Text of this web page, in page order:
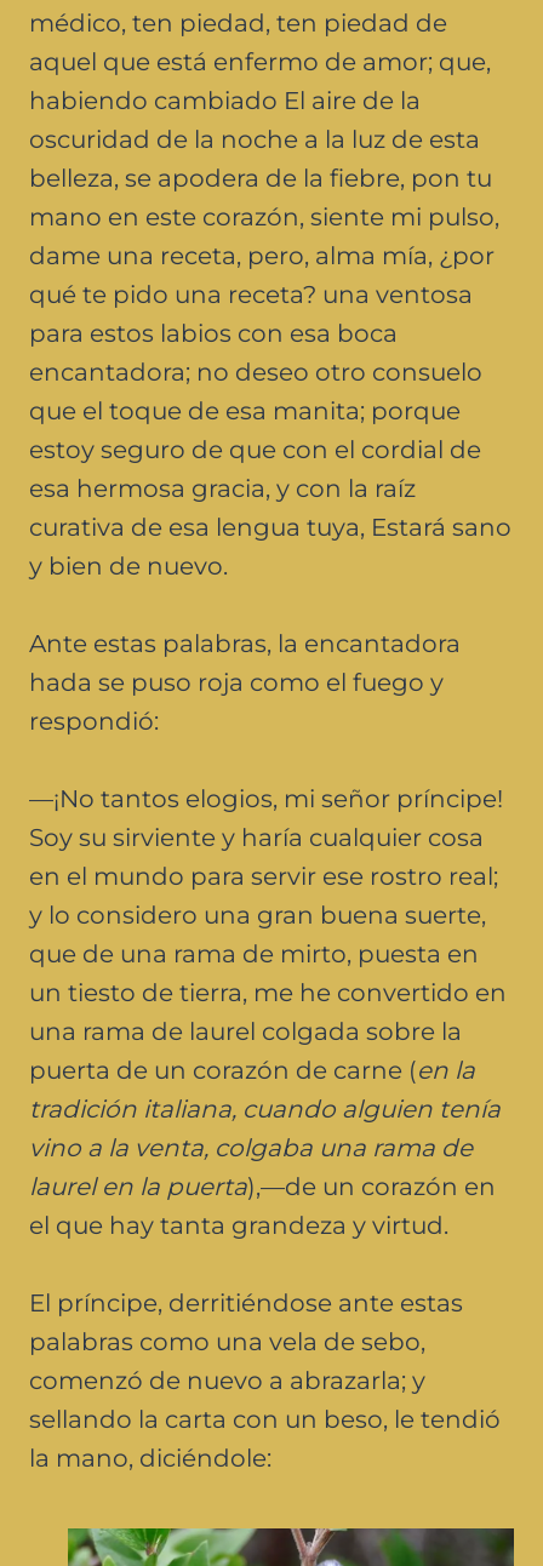
médico, ten piedad, ten piedad de
aquel que está enfermo de amor; que,
habiendo cambiado El aire de la
oscuridad de la noche a la luz de esta
belleza, se apodera de la fiebre, pon tu
mano en este corazón, siente mi pulso,
dame una receta, pero, alma mía, ¿por
qué te pido una receta? una ventosa
para estos labios con esa boca
encantadora; no deseo otro consuelo
que el toque de esa manita; porque
estoy seguro de que con el cordial de
esa hermosa gracia, y con la raíz
curativa de esa lengua tuya, Estará sano
y bien de nuevo.
Ante estas palabras, la encantadora
hada se puso roja como el fuego y
respondió:
—¡No tantos elogios, mi señor príncipe!
Soy su sirviente y haría cualquier cosa
en el mundo para servir ese rostro real;
y lo considero una gran buena suerte,
que de una rama de mirto, puesta en
un tiesto de tierra, me he convertido en
una rama de laurel colgada sobre la
puerta de un corazón de carne (en la
tradición italiana, cuando alguien tenía
vino a la venta, colgaba una rama de
laurel en la puerta),—de un corazón en
el que hay tanta grandeza y virtud.
El príncipe, derritiéndose ante estas
palabras como una vela de sebo,
comenzó de nuevo a abrazarla; y
sellando la carta con un beso, le tendió
la mano, diciéndole: